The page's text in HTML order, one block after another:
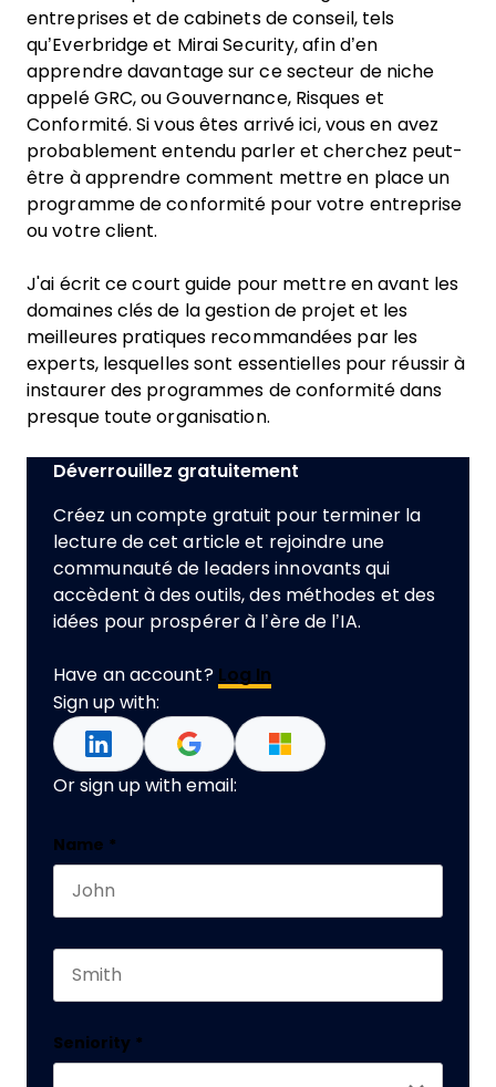
entreprises et de cabinets de conseil, tels
qu’Everbridge et Mirai Security, afin d’en
apprendre davantage sur ce secteur de niche
appelé GRC, ou Gouvernance, Risques et
Conformité. Si vous êtes arrivé ici, vous en avez
probablement entendu parler et cherchez peut-
être à apprendre comment mettre en place un
programme de conformité pour votre entreprise
ou votre client.
J'ai écrit ce court guide pour mettre en avant les
domaines clés de la gestion de projet et les
meilleures pratiques recommandées par les
experts, lesquelles sont essentielles pour réussir à
instaurer des programmes de conformité dans
presque toute organisation.
Déverrouillez gratuitement
Créez un compte gratuit pour terminer la
lecture de cet article et rejoindre une
communauté de leaders innovants qui
accèdent à des outils, des méthodes et des
idées pour prospérer à l’ère de l’IA.
Have an account? Log In
Sign up with:
Or sign up with email:
URL
Name *
Seniority *